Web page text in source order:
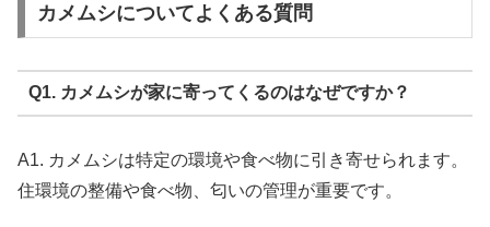
カメムシについてよくある質問
Q1. カメムシが家に寄ってくるのはなぜですか？
A1. カメムシは特定の環境や食べ物に引き寄せられます。
住環境の整備や食べ物、匂いの管理が重要です。